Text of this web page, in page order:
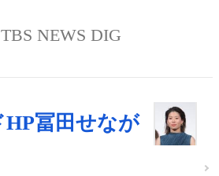
TBS NEWS DIG
冨田せなが